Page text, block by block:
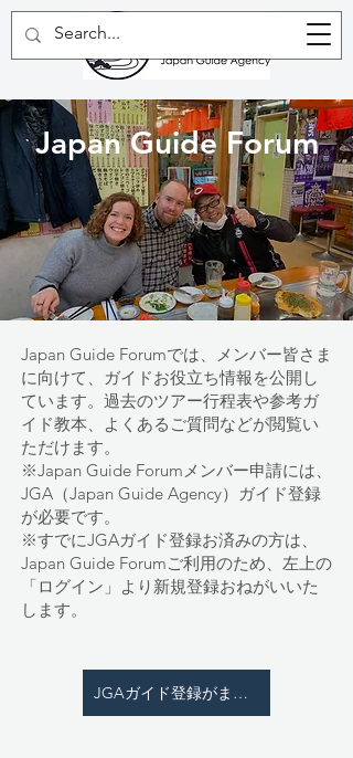
Japan Guide Forum
Japan Guide Forumでは、メンバー皆さま
に向けて、ガイドお役立ち情報を公開し
ています。過去のツアー行程表や参考ガ
イド教本、よくあるご質問などが閲覧い
ただけます。
※Japan Guide Forumメンバー申請には、
JGA（Japan Guide Agency）ガイド登録
が必要です。
※すでにJGAガイド登録お済みの方は、
Japan Guide Forumご利用のため、左上の
「ログイン」より新規登録おねがいいた
します。
JGAガイド登録がまだの方はこちら